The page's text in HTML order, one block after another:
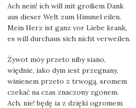
Ach nein! ich will mit großem Dank
aus dieser Welt zum Himmel eilen.
Mein Herz ist ganz vor Liebe krank,
es will durchaus sich nicht verweilen.
Żywot móy przeto niby siano,
więdnie, iako dym iest przegnany,
winienem przeto z trwogą, sromem
czekać na czas znaczony zgonem.
Ach, nie! będę ia z dzięki ogromem